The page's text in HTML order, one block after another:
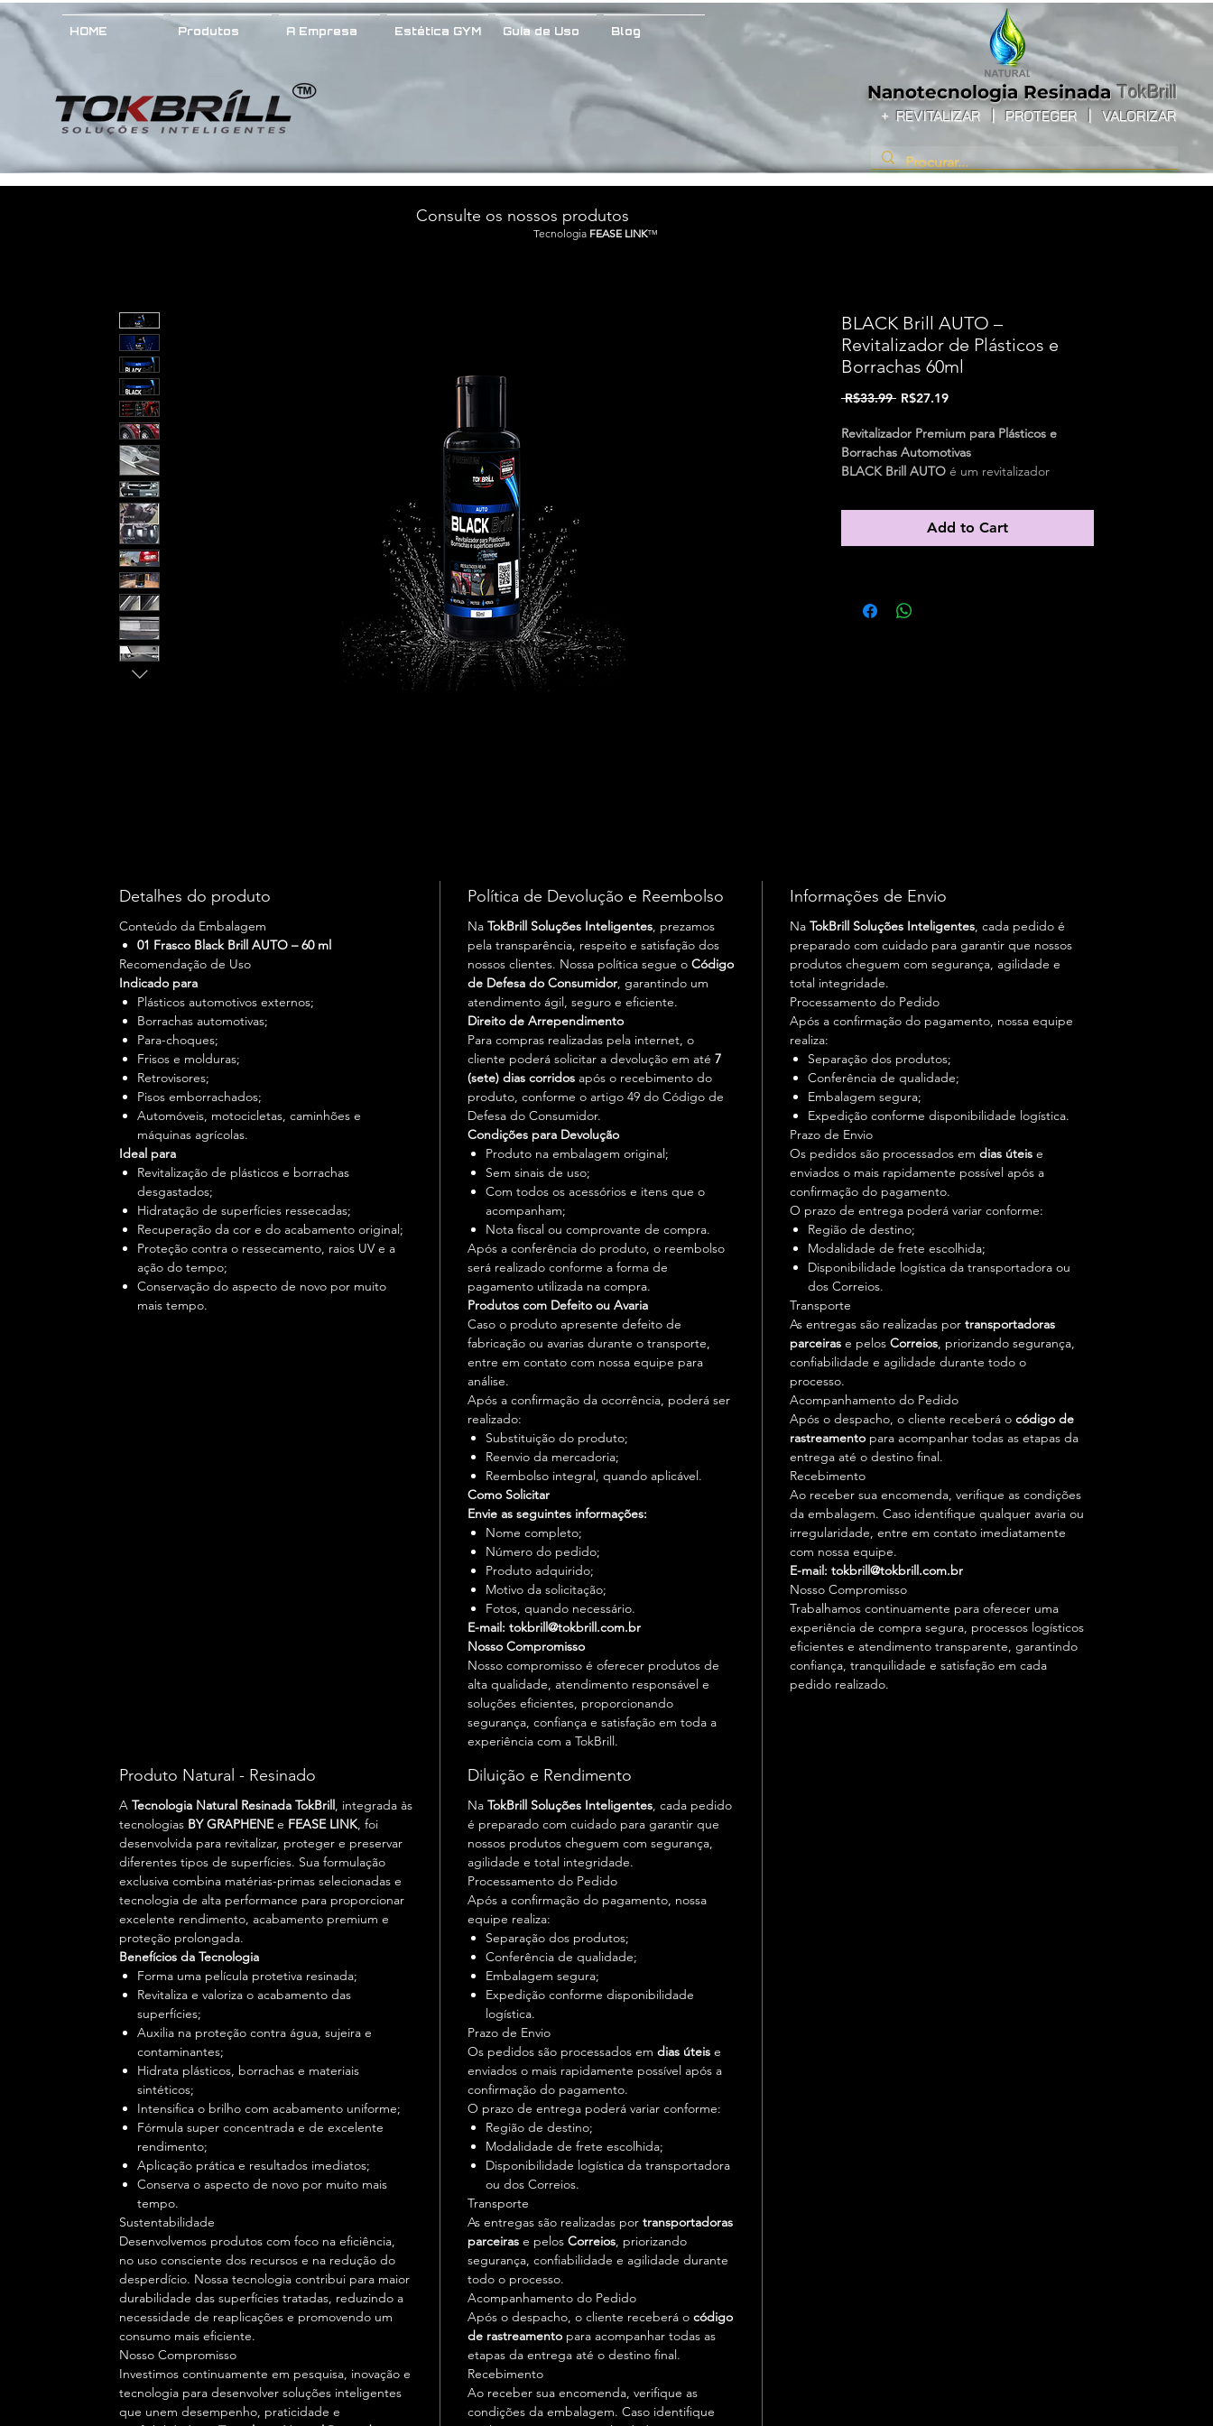
HOME Produtos A Empresa Estética GYM Guia de Uso Blog
Nanotecnologia ResinadaTokBrill
+ REVITALIZAR | PROTEGER | VALORIZAR
BLACK Brill AUTO –
Revitalizador de Plásticos e
Borrachas 60ml
R$33.99 Regular Price
R$27.19Sale Price
Revitalizador Premium para Plásticos e
Borrachas Automotivas
BLACK Brill AUTO é um revitalizador
revitalizar, hidratar e proteger plásticos,
borrachas e acabamentos automotivos,
restaurando a aparência original das
Sua exclusiva
TokBrill
, integrada às tecnologias
do tempo;
Recupera a aparência e a intensidade da
cor;
Auxilia na proteção contra ressecamento
e desgaste diário;
Proporciona acabamento uniforme com
brilho natural;
Preserva o aspecto de novo das
Diferenciais
Tecnologia Natural Resinada TokBrill;
Integrado às tecnologias
+ FEASE LINK;
Fórmula 100% natural, biodegradável e
ZERO Carbono;
Produto super concentrado, com alto
rendimento;
Aplicação rápida, prática e toque seco;
Desenvolvido especialmente para
revitalização contínua de plásticos e
borrachas automotivas.
Add to Cart
Detalhes do produto
Conteúdo da Embalagem
01 Frasco Black Brill AUTO – 60 ml
Recomendação de Uso
Indicado para
Plásticos automotivos externos;
Borrachas automotivas;
Para-choques;
Frisos e molduras;
Retrovisores;
Pisos emborrachados;
Automóveis, motocicletas, caminhões e
máquinas agrícolas.
Ideal para
Revitalização de plásticos e borrachas
desgastados;
Hidratação de superfícies ressecadas;
Recuperação da cor e do acabamento original;
Proteção contra o ressecamento, raios UV e a
ação do tempo;
Conservação do aspecto de novo por muito
mais tempo.
Política de Devolução e Reembolso
NaTokBrill Soluções Inteligentes, prezamos
pela transparência, respeito e satisfação dos
nossos clientes. Nossa política segue oCódigo
de Defesa do Consumidor, garantindo um
atendimento ágil, seguro e eficiente.
Direito de Arrependimento
Para compras realizadas pela internet, o
cliente poderá solicitar a devolução em até7
(sete) dias corridos após o recebimento do
produto, conforme o artigo 49 do Código de
Defesa do Consumidor.
Condições para Devolução
Produto na embalagem original;
Sem sinais de uso;
Com todos os acessórios e itens que o
acompanham;
Nota fiscal ou comprovante de compra.
Após a conferência do produto, o reembolso
será realizado conforme a forma de
pagamento utilizada na compra.
Produtos com Defeito ou Avaria
Caso o produto apresente defeito de
fabricação ou avarias durante o transporte,
entre em contato com nossa equipe para
análise.
Após a confirmação da ocorrência, poderá ser
realizado:
Substituição do produto;
Reenvio da mercadoria;
Reembolso integral, quando aplicável.
Como Solicitar
Envie as seguintes informações:
Nome completo;
Número do pedido;
Produto adquirido;
Motivo da solicitação;
Fotos, quando necessário.
E-mail: tokbrill@tokbrill.com.br
Nosso Compromisso
Nosso compromisso é oferecer produtos de
alta qualidade, atendimento responsável e
soluções eficientes, proporcionando
segurança, confiança e satisfação em toda a
experiência com a TokBrill.
Informações de Envio
Na TokBrill Soluções Inteligentes, cada pedido é
preparado com cuidado para garantir que nossos
produtos cheguem com segurança, agilidade e
total integridade.
Processamento do Pedido
Após a confirmação do pagamento, nossa equipe
realiza:
Separação dos produtos;
Conferência de qualidade;
Embalagem segura;
Expedição conforme disponibilidade logística.
Prazo de Envio
Os pedidos são processados em dias úteise
enviados o mais rapidamente possível após a
confirmação do pagamento.
O prazo de entrega poderá variar conforme:
Região de destino;
Modalidade de frete escolhida;
Disponibilidade logística da transportadora ou
dos Correios.
Transporte
As entregas são realizadas por transportadoras
parceirase pelos Correios, priorizando segurança,
confiabilidade e agilidade durante todo o
processo.
Acompanhamento do Pedido
Após o despacho, o cliente receberá o código de
rastreamentopara acompanhar todas as etapas da
entrega até o destino final.
Recebimento
Ao receber sua encomenda, verifique as condições
da embalagem. Caso identifique qualquer avaria ou
irregularidade, entre em contato imediatamente
com nossa equipe.
E-mail: tokbrill@tokbrill.com.br
Nosso Compromisso
Trabalhamos continuamente para oferecer uma
experiência de compra segura, processos logísticos
eficientes e atendimento transparente, garantindo
confiança, tranquilidade e satisfação em cada
pedido realizado.
Produto Natural - Resinado
A Tecnologia Natural Resinada TokBrill, integrada às
tecnologias BY GRAPHENEe FEASE LINK, foi
desenvolvida para revitalizar, proteger e preservar
diferentes tipos de superfícies. Sua formulação
exclusiva combina matérias-primas selecionadas e
tecnologia de alta performance para proporcionar
excelente rendimento, acabamento premium e
proteção prolongada.
Benefícios da Tecnologia
Forma uma película protetiva resinada;
Revitaliza e valoriza o acabamento das
superfícies;
Auxilia na proteção contra água, sujeira e
contaminantes;
Hidrata plásticos, borrachas e materiais
sintéticos;
Intensifica o brilho com acabamento uniforme;
Fórmula super concentrada e de excelente
rendimento;
Aplicação prática e resultados imediatos;
Conserva o aspecto de novo por muito mais
tempo.
Sustentabilidade
Desenvolvemos produtos com foco na eficiência,
no uso consciente dos recursos e na redução do
desperdício. Nossa tecnologia contribui para maior
durabilidade das superfícies tratadas, reduzindo a
necessidade de reaplicações e promovendo um
consumo mais eficiente.
Nosso Compromisso
Investimos continuamente em pesquisa, inovação e
tecnologia para desenvolver soluções inteligentes
que unem desempenho, praticidade e
Diluição e Rendimento
NaTokBrill Soluções Inteligentes, cada pedido
é preparado com cuidado para garantir que
nossos produtos cheguem com segurança,
agilidade e total integridade.
Processamento do Pedido
Após a confirmação do pagamento, nossa
equipe realiza:
Separação dos produtos;
Conferência de qualidade;
Embalagem segura;
Expedição conforme disponibilidade
logística.
Prazo de Envio
Os pedidos são processados emdias úteis e
enviados o mais rapidamente possível após a
confirmação do pagamento.
O prazo de entrega poderá variar conforme:
Região de destino;
Modalidade de frete escolhida;
Disponibilidade logística da transportadora
ou dos Correios.
Transporte
As entregas são realizadas portransportadoras
parceiras e pelosCorreios, priorizando
segurança, confiabilidade e agilidade durante
todo o processo.
Acompanhamento do Pedido
Após o despacho, o cliente receberá ocódigo
de rastreamento para acompanhar todas as
etapas da entrega até o destino final.
Recebimento
Ao receber sua encomenda, verifique as
condições da embalagem. Caso identifique
Consulte os nossos produtos
Tecnologia FEASE LINK™